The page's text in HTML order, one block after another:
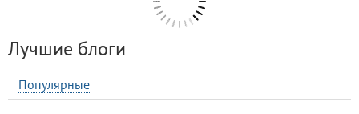
Лучшие блоги
Популярные